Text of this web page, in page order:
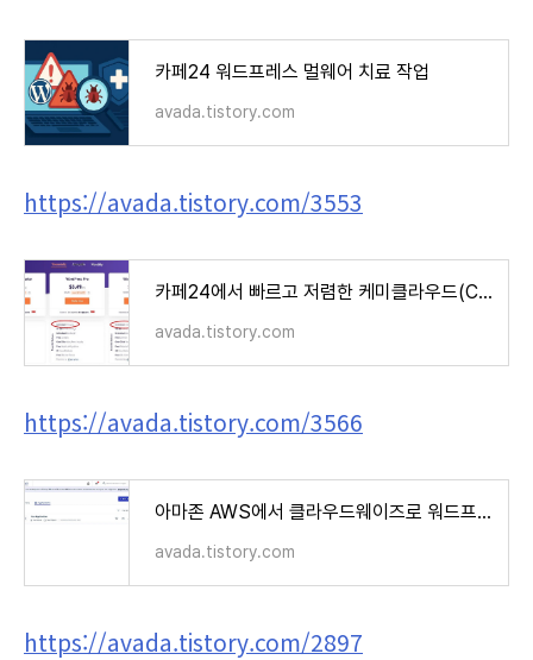
카페24 워드프레스 멀웨어 치료 작업
avada.tistory.com
https://avada.tistory.com/3553
카페24에서 빠르고 저렴한 케미클라우드(ChemiCloud)로 워드프레스 이전
avada.tistory.com
https://avada.tistory.com/3566
아마존 AWS에서 클라우드웨이즈로 워드프레스 멀티사이트 이전 작업
avada.tistory.com
https://avada.tistory.com/2897